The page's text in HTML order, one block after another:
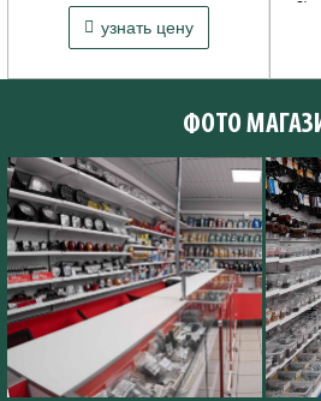
моторы
узнать цену
3)
ФОТО